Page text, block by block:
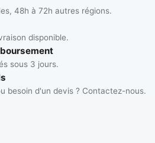
48h à 72h autres régions.
disponible.
sous 3 jours.
besoin d'un devis ? Contactez-nous.